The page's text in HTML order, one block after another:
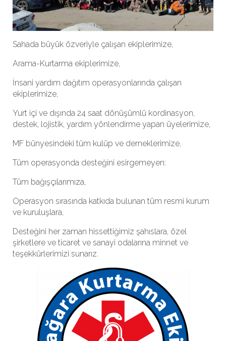
Sahada büyük özveriyle çalışan ekiplerimize,
Arama-Kurtarma ekiplerimize,
İnsani yardım dağıtım operasyonlarında çalışan
ekiplerimize,
Yurt içi ve dışında 24 saat dönüşümlü kordinasyon,
destek, lojistik, yardım yönlendirme yapan üyelerimize,
MF bünyesindeki tüm kulüp ve derneklerimize,
Tüm operasyonda desteğini esirgemeyen:
Tüm bağışçılarımıza,
Operasyon sırasında katkıda bulunan tüm resmi kurum
ve kuruluşlara,
Desteğini her zaman hissettiğimiz şahıslara, özel
şirketlere ve ticaret ve sanayi odalarına minnet ve
teşekkürlerimizi sunarız.